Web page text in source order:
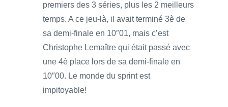
premiers des 3 séries, plus les 2 meilleurs
temps. A ce jeu-là, il avait terminé 3è de
sa demi-finale en 10″01, mais c’est
Christophe Lemaître qui était passé avec
une 4è place lors de sa demi-finale en
10″00. Le monde du sprint est
impitoyable!